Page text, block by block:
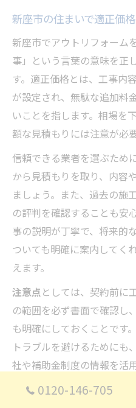
新座市の住まいで適正価
新座市でアウトリフォーム
事」という言葉の意味を正
す。適正価格とは、工事内
が設定され、無駄な追加料
いことを指します。相場を
額な見積もりには注意が必要
信頼できる業者を選ぶため
から見積もりを取り、内容
ましょう。また、過去の施
の評判を確認することも安
事の説明が丁寧で、将来的
ついても明確に案内してく
えます。
注意点 としては、契約前に
の範囲を必ず書面で確認し
も明確にしておくことです
トラブルを避けるためにも
社や補助金制度の情報を活
けましょう。
0120-146-705